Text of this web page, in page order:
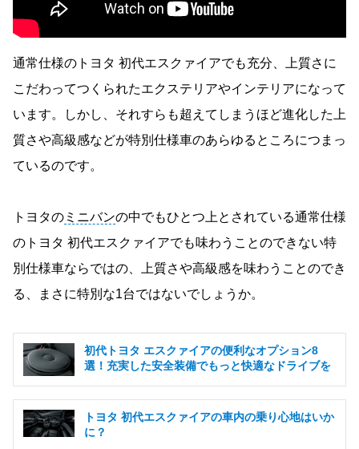
通常仕様のトヨタ 初代エスクァイアでも充分、上質さに
こだわってつくられたエクステリアやインテリアになって
います。しかし、それすらも超えてしまうほど進化した上
質さや高級感などが特別仕様車のあらゆるところにつまっ
ているのです。
トヨタの ミニバンの中でもひとつ上とされている通常仕様
のトヨタ 初代エスクァイアでも味わうことのできない特
別仕様車ならではの、上質さや高級感を味わうことのでき
る、まさに特別な1台ではないでしょうか。
初代トヨタ エスクァイアの便利なオプション8
選！充実した安全装備でもっと快適なドライブを
トヨタ 初代エスクァイアの車内の乗り心地はいか
に？